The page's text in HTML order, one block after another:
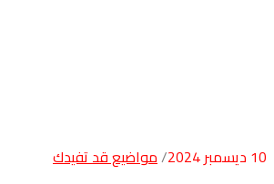
10 ديسمبر 2024 مواضيع قد تفيدك